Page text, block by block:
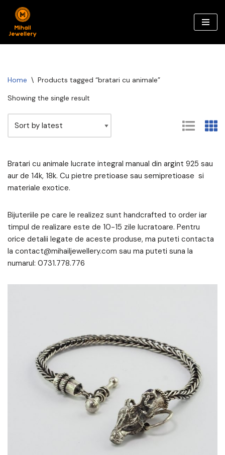
Skip
to
Home \ Products tagged “bratari cu animale”
Showing the single result
Bratari cu animale lucrate integral manual din argint 925 sau
aur de 14k, 18k. Cu pietre pretioase sau semipretioase si
materiale exotice.
Bijuteriile pe care le realizez sunt handcrafted to order iar
timpul de realizare este de 10-15 zile lucratoare. Pentru
orice detalii legate de aceste produse, ma puteti contacta
la contact@mihailjewellery.com sau ma puteti suna la
numarul: 0731.778.776